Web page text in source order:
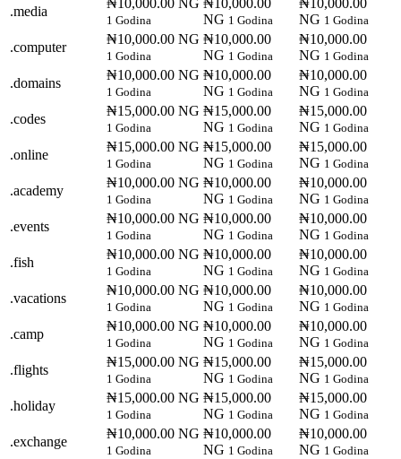
.media
₦10,000.00 NG
1 Godina
₦10,000.00
NG 1 Godina
₦10,000.00
NG 1 Godina
.computer
₦10,000.00 NG
1 Godina
₦10,000.00
NG 1 Godina
₦10,000.00
NG 1 Godina
.domains
₦10,000.00 NG
1 Godina
₦10,000.00
NG 1 Godina
₦10,000.00
NG 1 Godina
.codes
₦15,000.00 NG
1 Godina
₦15,000.00
NG 1 Godina
₦15,000.00
NG 1 Godina
.online
₦15,000.00 NG
1 Godina
₦15,000.00
NG 1 Godina
₦15,000.00
NG 1 Godina
.academy
₦10,000.00 NG
1 Godina
₦10,000.00
NG 1 Godina
₦10,000.00
NG 1 Godina
.events
₦10,000.00 NG
1 Godina
₦10,000.00
NG 1 Godina
₦10,000.00
NG 1 Godina
.fish
₦10,000.00 NG
1 Godina
₦10,000.00
NG 1 Godina
₦10,000.00
NG 1 Godina
.vacations
₦10,000.00 NG
1 Godina
₦10,000.00
NG 1 Godina
₦10,000.00
NG 1 Godina
.camp
₦10,000.00 NG
1 Godina
₦10,000.00
NG 1 Godina
₦10,000.00
NG 1 Godina
.flights
₦15,000.00 NG
1 Godina
₦15,000.00
NG 1 Godina
₦15,000.00
NG 1 Godina
.holiday
₦15,000.00 NG
1 Godina
₦15,000.00
NG 1 Godina
₦15,000.00
NG 1 Godina
.exchange
₦10,000.00 NG
1 Godina
₦10,000.00
NG 1 Godina
₦10,000.00
NG 1 Godina